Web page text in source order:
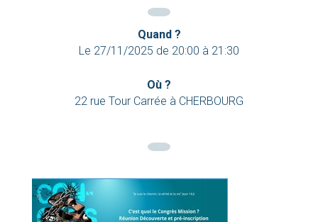
Quand ?
Le 27/11/2025 de 20:00 à 21:30
Où ?
22 rue Tour Carrée à CHERBOURG